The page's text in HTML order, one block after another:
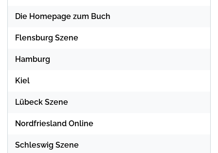
Die Homepage zum Buch
Flensburg Szene
Hamburg
Kiel
Lübeck Szene
Nordfriesland Online
Schleswig Szene